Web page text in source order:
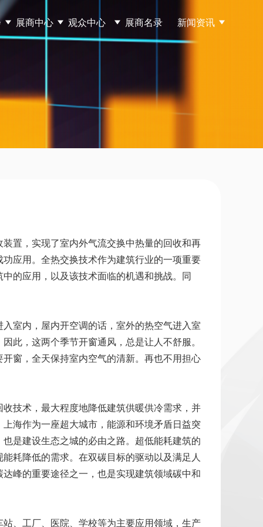
展商中心 观众中心 展商名录 新闻资讯
置，实现了室内外气流交换中热量的回收和再
应用。全热交换技术作为建筑行业的一项重要
的应用，以及该技术面临的机遇和挑战。同
室内，屋内开空调的话，室外的热空气进入室
此，这两个季节开窗通风，总是让人不舒服。
窗，全天保持室内空气的清新。再也不用担心
技术，最大程度地降低建筑供暖供冷需求，并
海作为一座超大城市，能源和环境矛盾日益突
是建设生态之城的必由之路。超低能耗建筑的
耗降低的需求。在双碳目标的驱动以及满足人
峰的重要途径之一，也是实现建筑领域碳中和
、工厂、医院、学校等为主要应用领域，生产